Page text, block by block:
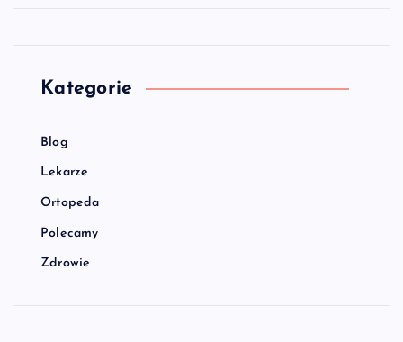
Kategorie
Blog
Lekarze
Ortopeda
Polecamy
Zdrowie